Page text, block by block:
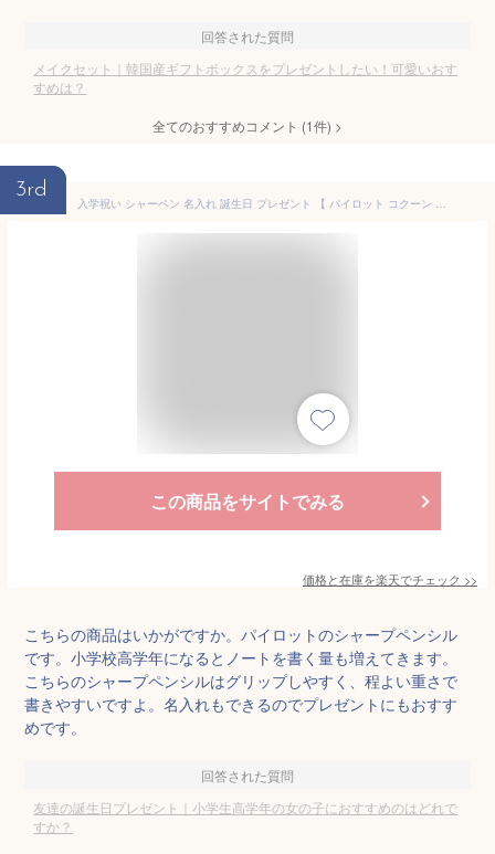
回答された質問
メイクセット｜韓国産ギフトボックスをプレゼントしたい！可愛いおす
すめは？
全てのおすすめコメント (1件) >
3rd
入学祝い シャーペン 名入れ 誕生日 プレゼント 【 パイロット コクーン シャープペンシル 0.5 mm 】 かわいい 文房具 名前入り ギフト おしゃれ 文具 名入り 女性 男性 小学生 中学生 高校生 入学 卒業 先生 記念品 送別会 小学校 中学校 名前 PILOT ノベルティ FLEGRE
この商品をサイトでみる
価格と在庫を楽天でチェック >>
こちらの商品はいかがですか。パイロットのシャープペンシル
です。小学校高学年になるとノートを書く量も増えてきます。
こちらのシャープペンシルはグリップしやすく、程よい重さで
書きやすいですよ。名入れもできるのでプレゼントにもおすす
めです。
回答された質問
友達の誕生日プレゼント｜小学生高学年の女の子におすすめのはどれで
すか？